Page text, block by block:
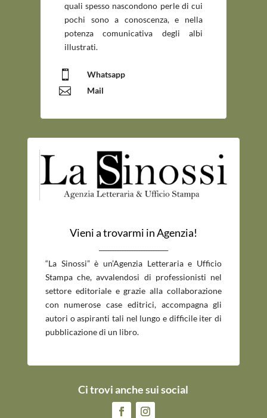
quali spesso nascondono perle di cui
pochi sono a conoscenza, e nella
potenza comunicativa degli albi
illustrati.
 Whatsapp
 Mail
Vieni a trovarmi in Agenzia!
“La Sinossi” è un’Agenzia Letteraria e Ufficio
Stampa che, avvalendosi di professionisti nel
settore editoriale e grazie alla collaborazione
con numerose case editrici, accompagna gli
autori o aspiranti tali nel lungo e difficile iter di
pubblicazione di un libro.
Ci trovi anche sui social